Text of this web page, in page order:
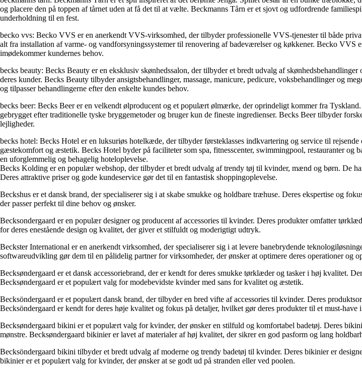
og placere den på toppen af tårnet uden at få det til at vælte. Beckmanns Tårn er et sjovt og udfordrende
underholdning til en fest.
becko vvs: Becko VVS er en anerkendt VVS-virksomhed, der tilbyder professionelle VVS-tjenester til både
alt fra installation af varme- og vandforsyningssystemer til renovering af badeværelser og køkkener. Becko VVS
imødekommer kundernes behov.
becks beauty: Becks Beauty er en eksklusiv skønhedssalon, der tilbyder et bredt udvalg af
deres kunder. Becks Beauty tilbyder ansigtsbehandlinger, massage, manicure, pedicure, voksbehandlinger og
og tilpasser behandlingerne efter den enkelte kundes behov.
becks beer: Becks Beer er en velkendt ølproducent og et populært ølmærke, der oprindeligt kommer fra
gebrygget efter traditionelle tyske bryggemetoder og bruger kun de fineste ingredienser. Becks Beer tilbyder
lejligheder.
becks hotel: Becks Hotel er en luksuriøs hotelkæde, der tilbyder førsteklasses indkvartering og service til
gæstekomfort og æstetik. Becks Hotel byder på faciliteter som spa, fitnesscenter, swimmingpool, restauranter og
en uforglemmelig og behagelig hoteloplevelse.
Becks Kolding er en populær webshop, der tilbyder et bredt udvalg af trendy tøj til kvinder, mænd og børn. De
Deres attraktive priser og gode kundeservice gør det til en fantastisk shoppingoplevelse.
Beckshus er et dansk brand, der specialiserer sig i at skabe smukke og holdbare træhuse. Deres ekspertise og
der passer perfekt til dine behov og ønsker.
Becksondergaard er en populær designer og producent af accessories til kvinder. Deres produkter omfatter
for deres enestående design og kvalitet, der giver et stilfuldt og moderigtigt udtryk.
Beckster International er en anerkendt virksomhed, der specialiserer sig i at levere banebrydende
softwareudvikling gør dem til en pålidelig partner for virksomheder, der ønsker at optimere deres operationer og
Becksøndergaard er et dansk accessoriebrand, der er kendt for deres smukke tørklæder og tasker i høj kvalitet.
Becksøndergaard er et populært valg for modebevidste kvinder med sans for kvalitet og æstetik.
Becksöndergaard er et populært dansk brand, der tilbyder en bred vifte af accessories til kvinder. Deres
Becksöndergaard er kendt for deres høje kvalitet og fokus på detaljer, hvilket gør deres produkter til et must-have
Becksøndergaard bikini er et populært valg for kvinder, der ønsker en stilfuld og komfortabel badetøj. Deres
mønstre. Becksøndergaard bikinier er lavet af materialer af høj kvalitet, der sikrer en god pasform og lang
Becksöndergaard bikini tilbyder et bredt udvalg af moderne og trendy badetøj til kvinder. Deres bikinier er
bikinier er et populært valg for kvinder, der ønsker at se godt ud på stranden eller ved poolen.